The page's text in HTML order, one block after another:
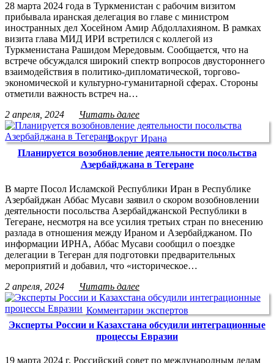
28 марта 2024 года в Туркменистан с рабочим визитом
прибывала иранская делегация во главе с министром
иностранных дел Хосейном Амир Абдоллахияном. В рамках
визита глава МИД ИРИ встретился с коллегой из
Туркменистана Рашидом Мередовым. Сообщается, что на
встрече обсуждался широкий спектр вопросов двустороннего
взаимодействия в политико-дипломатической, торгово-
экономической и культурно-гуманитарной сферах. Стороны
отметили важность встреч на…
2 апреля, 2024
Читать далее
Вокруг Ирана
Планируется возобновление деятельности посольства
Азербайджана в Тегеране
В марте Посол Исламской Республики Иран в Республике
Азербайджан Аббас Мусави заявил о скором возобновлении
деятельности посольства Азербайджанской Республики в
Тегеране, несмотря на все усилия третьих стран по внесению
разлада в отношения между Ираном и Азербайджаном. По
информации ИРНА, Аббас Мусави сообщил о поездке
делегации в Тегеран для подготовки предварительных
мероприятий и добавил, что «историческое…
2 апреля, 2024
Читать далее
Комментарии экспертов
Эксперты России и Казахстана обсудили интеграционные
процессы Евразии
19 марта 2024 г. Российский совет по международным делам